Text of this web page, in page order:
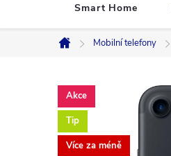
Smart Home
Domů
Mobilní telefony
Akce
Tip
Více za méně